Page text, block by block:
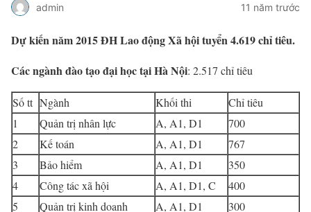
admin 11 năm trước
Dự kiến năm 2015 ĐH Lao động Xã hội tuyển 4.619 chỉ tiêu.
Các ngành đào tạo đại học tại Hà Nội: 2.517 chỉ tiêu
Số tt Ngành Khối thi
Chỉ tiêu
1
Quản trị nhân lực A, A1, D1
700
2
Kế toán A, A1, D1
767
3
Bảo hiểm A, A1, D1
350
4
Công tác xã hội A, A1, D1, C
400
5
Quản trị kinh doanh A, A1, D1 300